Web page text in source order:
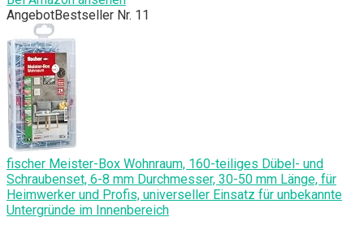
AngebotBestseller Nr. 11
fischer Meister-Box Wohnraum, 160-teiliges Dübel- und
Schraubenset, 6-8 mm Durchmesser, 30-50 mm Länge, für
Heimwerker und Profis, universeller Einsatz für unbekannte
Untergründe im Innenbereich